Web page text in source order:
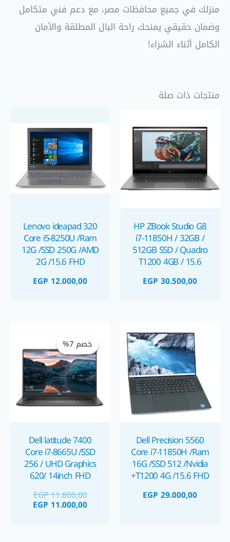
منزلك في جميع محافظات مصر، مع دعم فني متكامل
وضمان حقيقي يمنحك راحة البال المطلقة والأمان
الكامل أثناء الشراء!
منتجات ذات صلة
HP ZBook Studio G8
i7-11850H / 32GB /
512GB SSD / Quadro
T1200 4GB / 15.6
Workstation لابتوب
EGP 30.500,00
Lenovo ideapad 320
Core i5-8250U /Ram
12G /SSD 250G /AMD
2G /15.6 FHD
EGP 12.000,00
Dell Precision 5560
Core i7-11850H /Ram
16G /SSD 512 /Nvidia
T1200 4G /15.6 FHD+
عشر استيرادEGP 29.000,00
خصم 7%
خصم 7%
Dell latitude 7400
Core i7-8665U /SSD
256 / UHD Graphics
620/ 14inch FHD
EGP11.800,00
هو:
EGP 11.000,00
هو: